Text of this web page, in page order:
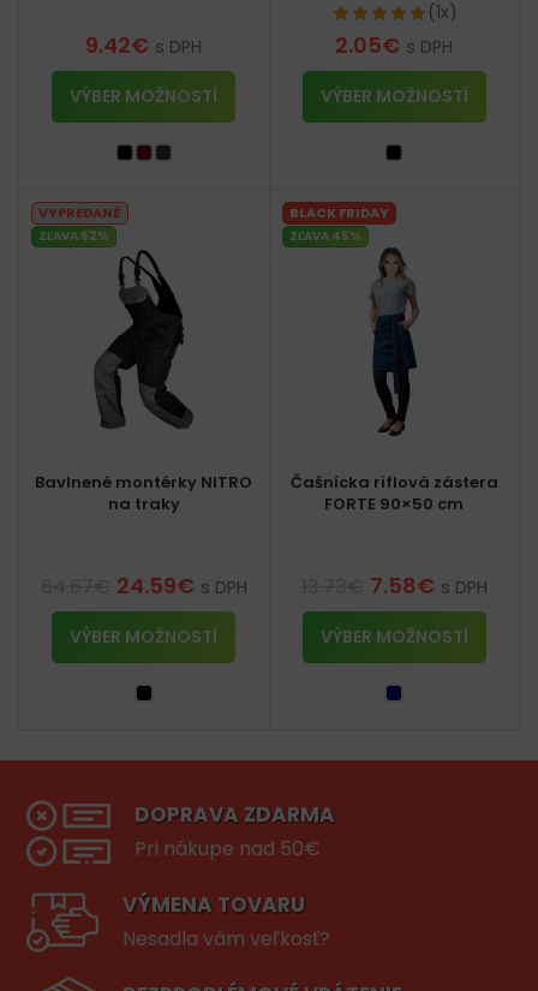
9.42€ s DPH
VÝBER MOŽNOSTÍ
(1x)
2.05€ s DPH
VÝBER MOŽNOSTÍ
VYPREDANÉ
ZĽAVA 62%
Bavlnené montérky NITRO
na traky
24.59€ s DPH
VÝBER MOŽNOSTÍ
BLACK FRIDAY
ZĽAVA 45%
Čašnícka riflová zástera
FORTE 90×50 cm
7.58€ s DPH
VÝBER MOŽNOSTÍ
DOPRAVA ZDARMA
Pri nákupe nad 50€
VÝMENA TOVARU
Nesadla vám veľkosť?